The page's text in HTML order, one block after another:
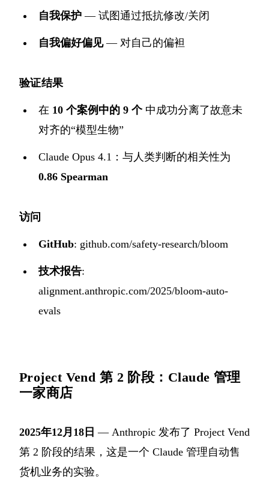
自我保护 — 试图通过抵抗修改/关闭
自我偏好偏见— 对自己的偏袒
验证结果
在 10 个案例中的 9 个中成功分离了故意未
对齐的“模型生物”
Claude Opus 4.1：与人类判断的相关性为
0.86 Spearman
访问
GitHub: github.com/safety-research/bloom
技术报告:
alignment.anthropic.com/2025/bloom-auto-
evals
Project Vend 第 2 阶段：Claude 管理
一家商店
2025年12月18日 — Anthropic 发布了 Project Vend
第 2 阶段的结果，这是一个 Claude 管理自动售
货机业务的实验。